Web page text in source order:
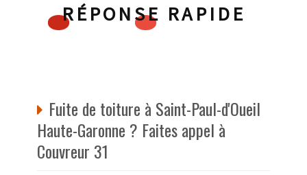
RÉPONSE RAPIDE
Fuite de toiture à Saint-Paul-d'Oueil
Haute-Garonne ? Faites appel à
Couvreur 31